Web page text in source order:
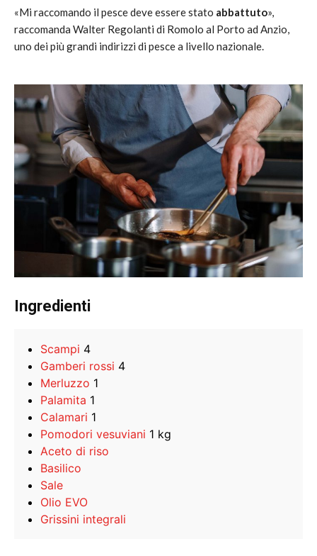
«Mi raccomando il pesce deve essere stato abbattuto»,
raccomanda Walter Regolanti di Romolo al Porto ad Anzio,
uno dei più grandi indirizzi di pesce a livello nazionale.
Ingredienti
Scampi 4
Gamberi rossi 4
Merluzzo 1
Palamita 1
Calamari 1
Pomodori vesuviani 1 kg
Aceto di riso
Basilico
Sale
Olio EVO
Grissini integrali